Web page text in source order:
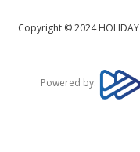
Copyright © 2024
Powered by: